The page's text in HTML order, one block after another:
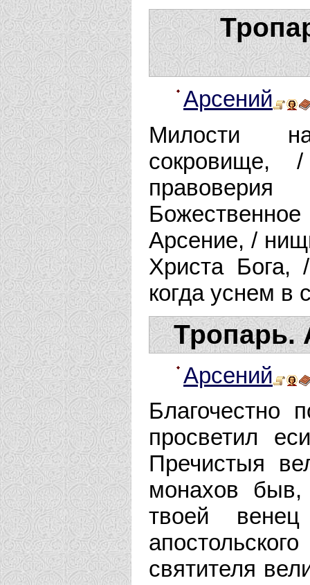
Арсений
Милости
Арсение, /
Христа Бога,
когда уснем в
Тропарь.
Арсений
Благочестно
просветил
Пречистыя
монахов
твоей
святителя